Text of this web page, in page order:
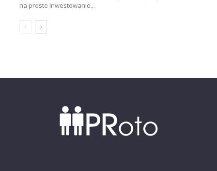
na proste inwestowanie...